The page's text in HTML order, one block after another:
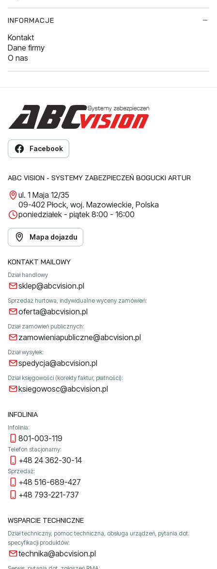
INFORMACJE
Kontakt
Dane firmy
O nas
Facebook
ABC VISION - SYSTEMY ZABEZPIECZEŃ BOGUCKI ARTUR
ul. 1 Maja 12/35
09-402 Płock, woj. Mazowieckie, Polska
poniedziałek - piątek 8:00 - 16:00
Mapa dojazdu
KONTAKT MAILOWY
Dział handlowy
sklep@abcvision.pl
Sprzedaż hurtowa, indywidualne wyceny zamówień:
oferta@abcvision.pl
Dział zamówień publicznych:
zamowieniapubliczne@abcvision.pl
Dział wysyłek:
spedycja@abcvision.pl
Dział księgowości (korekty faktur, płatności):
ksiegowosc@abcvision.pl
INFOLINIA
Infolinia:
801-003-119
Telefon stacjonarny:
+48 24 362-30-14
Sprzedaż:
+48 516-689-427
+48 793-221-737
WSPARCIE TECHNICZNE
Dział techniczny, pomoc techniczna, obsługa urządzeń, pytania dot.
specyfikacji produktów:
technika@abcvision.pl